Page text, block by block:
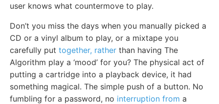
user knows what countermove to play.
Don’t you miss the days when you manually picked a
CD or a vinyl album to play, or a mixtape you
carefully put together, rather than having The
Algorithm play a ‘mood’ for you? The physical act of
putting a cartridge into a playback device, it had
something magical. The simple push of a button. No
fumbling for a password, no interruption from a